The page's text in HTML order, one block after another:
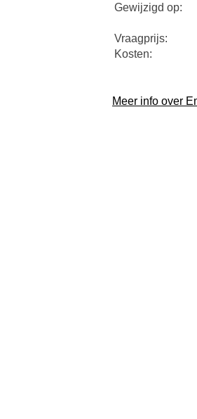
Gewijzigd op:
Vraagprijs:
Kosten:
Meer info over